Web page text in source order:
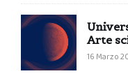
Arte
16 Marzo